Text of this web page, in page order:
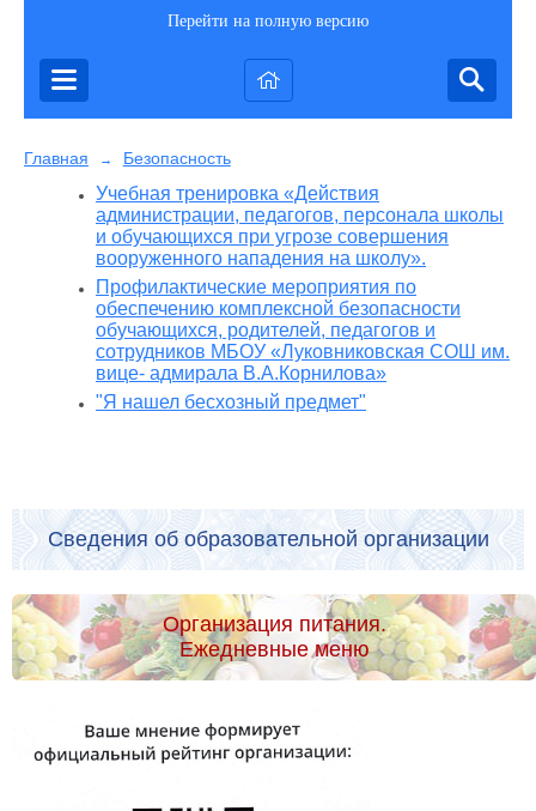
Перейти на полную версию
Главная → Безопасность
Учебная тренировка «Действия
администрации, педагогов, персонала школы
и обучающихся при угрозе совершения
вооруженного нападения на школу».
Профилактические мероприятия по
обеспечению комплексной безопасности
обучающихся, родителей, педагогов и
сотрудников МБОУ «Луковниковская СОШ им.
вице- адмирала В.А.Корнилова»
"Я нашел бесхозный предмет"
Сведения об образовательной организации
Организация питания.
Ежедневные меню